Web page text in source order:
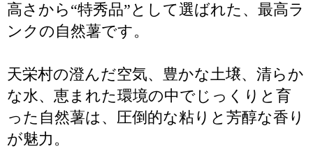
高さから“特秀品”として選ばれた、最高ラ
ンクの自然薯です。
天栄村の澄んだ空気、豊かな土壌、清らか
な水、恵まれた環境の中でじっくりと育
った自然薯は、圧倒的な粘りと芳醇な香り
が魅力。